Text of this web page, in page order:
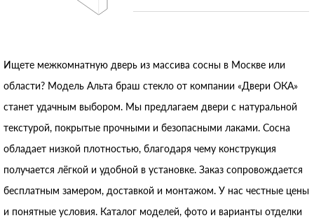
Ищете межкомнатную дверь из массива сосны в Москве или
области? Модель Альта браш стекло от компании «Двери ОКА»
станет удачным выбором. Мы предлагаем двери с натуральной
текстурой, покрытые прочными и безопасными лаками. Сосна
обладает низкой плотностью, благодаря чему конструкция
получается лёгкой и удобной в установке. Заказ сопровождается
бесплатным замером, доставкой и монтажом. У нас честные цены
и понятные условия. Каталог моделей, фото и варианты отделки